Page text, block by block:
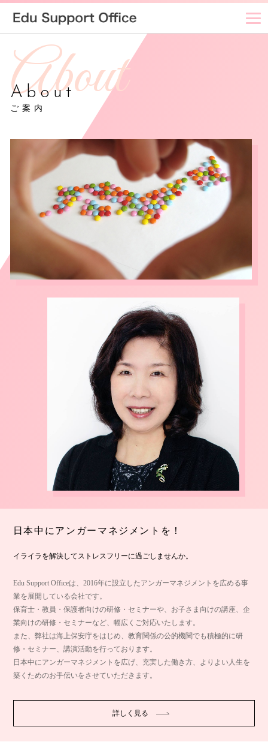
About
ご案内
日本中にアンガーマネジメントを！
イライラを解決してストレスフリーに過ごしませんか。
Edu Support Officeは、2016年に設立したアンガーマネジメントを広める事
業を展開している会社です。
保育士・教員・保護者向けの研修・セミナーや、お子さま向けの講座、企
業向けの研修・セミナーなど、幅広くご対応いたします。
また、弊社は海上保安庁をはじめ、教育関係の公的機関でも積極的に研
修・セミナー、講演活動を行っております。
日本中にアンガーマネジメントを広げ、充実した働き方、よりよい人生を
築くためのお手伝いをさせていただきます。
詳しく見る